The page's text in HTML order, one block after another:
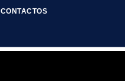
CONTACTOS